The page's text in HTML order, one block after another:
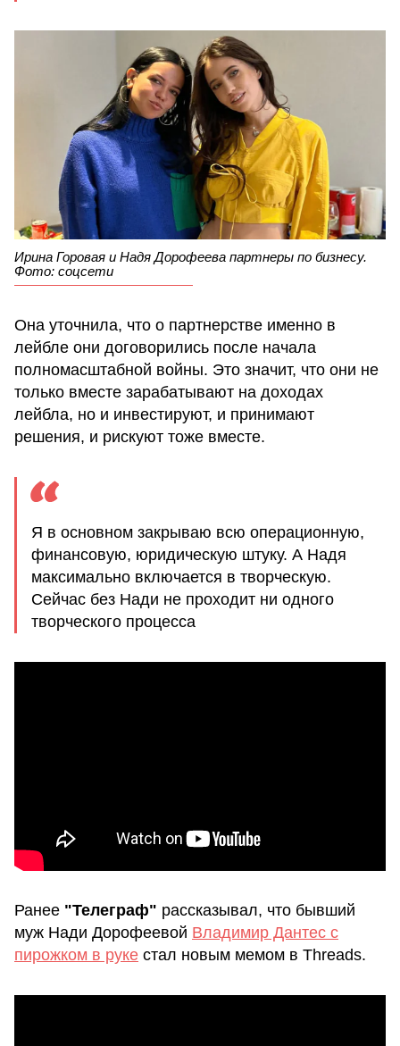
Ирина Горовая и Надя Дорофеева партнеры по бизнесу.
Фото: соцсети
Она уточнила, что о партнерстве именно в
лейбле они договорились после начала
полномасштабной войны. Это значит, что они не
только вместе зарабатывают на доходах
лейбла, но и инвестируют, и принимают
решения, и рискуют тоже вместе.
Я в основном закрываю всю операционную,
финансовую, юридическую штуку. А Надя
максимально включается в творческую.
Сейчас без Нади не проходит ни одного
творческого процесса
Ранее "Телеграф" рассказывал, что бывший
муж Нади Дорофеевой Владимир Дантес с
пирожком в руке стал новым мемом в Threads.